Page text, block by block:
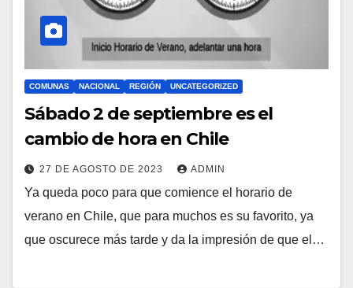
COMUNAS NACIONAL REGIÓN UNCATEGORIZED
Sábado 2 de septiembre es el
cambio de hora en Chile
27 DE AGOSTO DE 2023 ADMIN
Ya queda poco para que comience el horario de
verano en Chile, que para muchos es su favorito, ya
que oscurece más tarde y da la impresión de que el…